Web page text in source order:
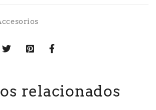
relacionados